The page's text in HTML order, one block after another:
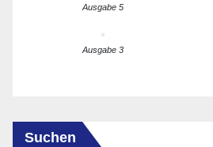
Ausgabe 5
Ausgabe 3
Suchen